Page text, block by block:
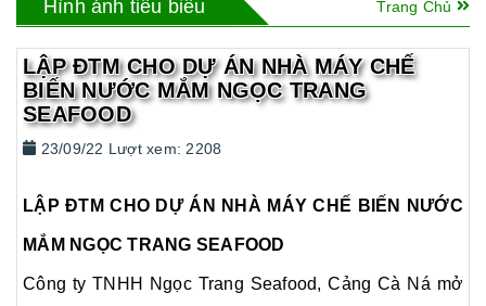
năng
LẬP ĐTM CHO DỰ ÁN ĐƯỜNG TỪ ĐÈO KHÁNH
NHƠN ĐẾN QUỐC LỘ 1
LẬP ĐTM CHO DỰ ÁN ĐƯỜNG TỪ THỊ TRẤN
NƯỚC MẮM NGỌC TRANG SEAFOOD
Hình ảnh tiêu biểu Trang Chủ
LẬP ĐTM CHO DỰ ÁN NHÀ MÁY CHẾ
BIẾN NƯỚC MẮM NGỌC TRANG
SEAFOOD
23/09/22 Lượt xem: 2208
LẬP ĐTM CHO DỰ ÁN NHÀ MÁY CHẾ BIẾN NƯỚC
MẮM NGỌC TRANG SEAFOOD
Công ty TNHH Ngọc Trang Seafood, Cảng Cà Ná mở